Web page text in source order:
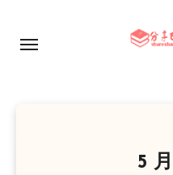
5